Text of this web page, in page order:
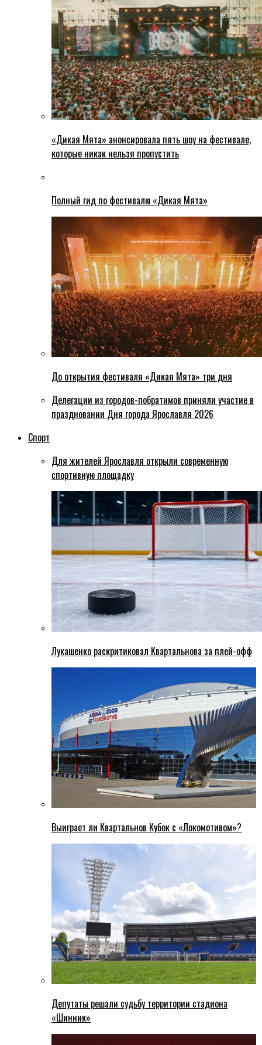
«Дикая Мята» анонсировала пять шоу на фестивале,
которые никак нельзя пропустить
Полный гид по фестивалю «Дикая Мята»
До открытия фестиваля «Дикая Мята» три дня
Делегации из городов-побратимов приняли участие в
праздновании Дня города Ярославля 2026
Спорт
Для жителей Ярославля открыли современную
спортивную площадку
Лукашенко раскритиковал Квартальнова за плей-офф
Выиграет ли Квартальнов Кубок с «Локомотивом»?
Депутаты решали судьбу территории стадиона
«Шинник»